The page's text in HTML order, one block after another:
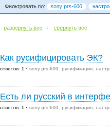
Фильтровать по: sony prs-600
развернуть все · cвернуть все
Как русифицировать ЭК?
ответов: 1 sony prs-600 русификация
Есть ли русский в
ответов: 1 sony prs-600 русификация